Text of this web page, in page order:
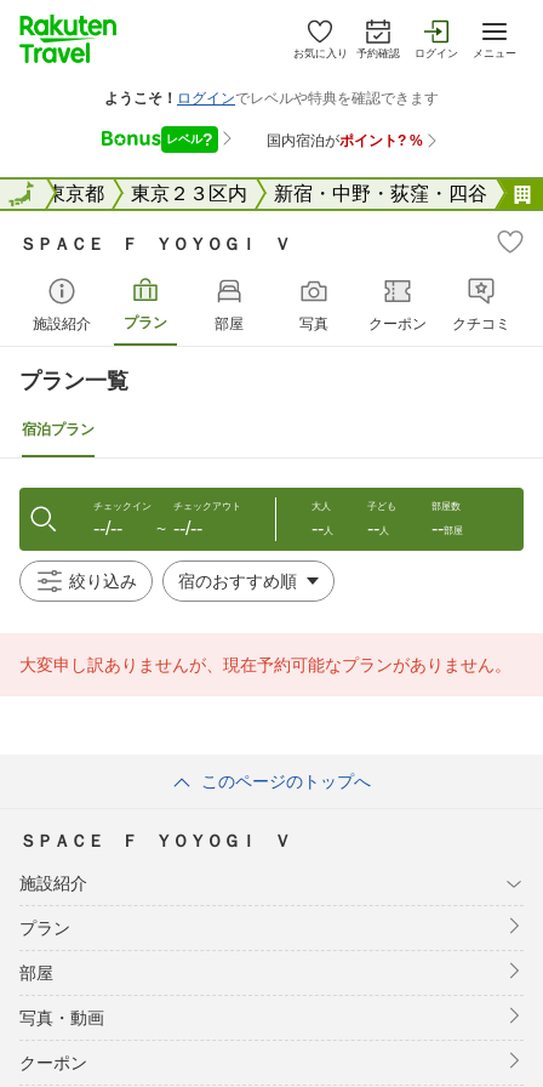
お気に入り 予約確認 ログイン メニュー
全国東京都 東京２３区内 新宿・中野・荻窪・四谷
全国
ＳＰＡＣＥ Ｆ ＹＯＹＯＧＩ Ｖ
施設紹介 プラン 部屋 写真 クーポン クチコミ
プラン一覧
宿泊プラン
チェックイン
--/-- 〜
チェックアウト
--/--
大人
--人
子ども
--人
部屋数
--部屋
絞り込み
大変申し訳ありませんが、現在予約可能なプランがありません。
このページのトップへ
ＳＰＡＣＥ Ｆ ＹＯＹＯＧＩ Ｖ
施設紹介
プラン
部屋
写真・動画
クーポン